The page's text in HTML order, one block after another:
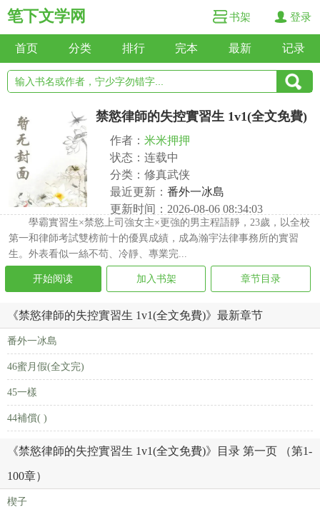
笔下文学网 书架 登录
首页 分类 排行 完本 最新 记录
禁慾律師的失控實習生 1v1(全文免費)
作者： 米米押押
状态：连载中
分类：修真武侠
最近更新： 番外一冰島
更新时间：2026-08-06 08:34:03
學霸實習生×禁慾上司強女主×更強的男主程語靜，23歲，以全校
第一和律師考試雙榜前十的優異成績，成為瀚宇法律事務所的實習
生。外表看似一絲不苟、冷靜、專業完...
开始阅读 加入书架 章节目录
《禁慾律師的失控實習生 1v1(全文免費)》最新章节
番外一冰島
46蜜月假(全文完)
45一樣
44補償( )
《禁慾律師的失控實習生 1v1(全文免費)》目录 第一页 （第1-
100章）
楔子